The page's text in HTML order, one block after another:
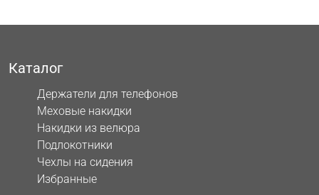
Каталог
Держатели для телефонов
Меховые накидки
Накидки из велюра
Подлокотники
Чехлы на сидения
Избранные